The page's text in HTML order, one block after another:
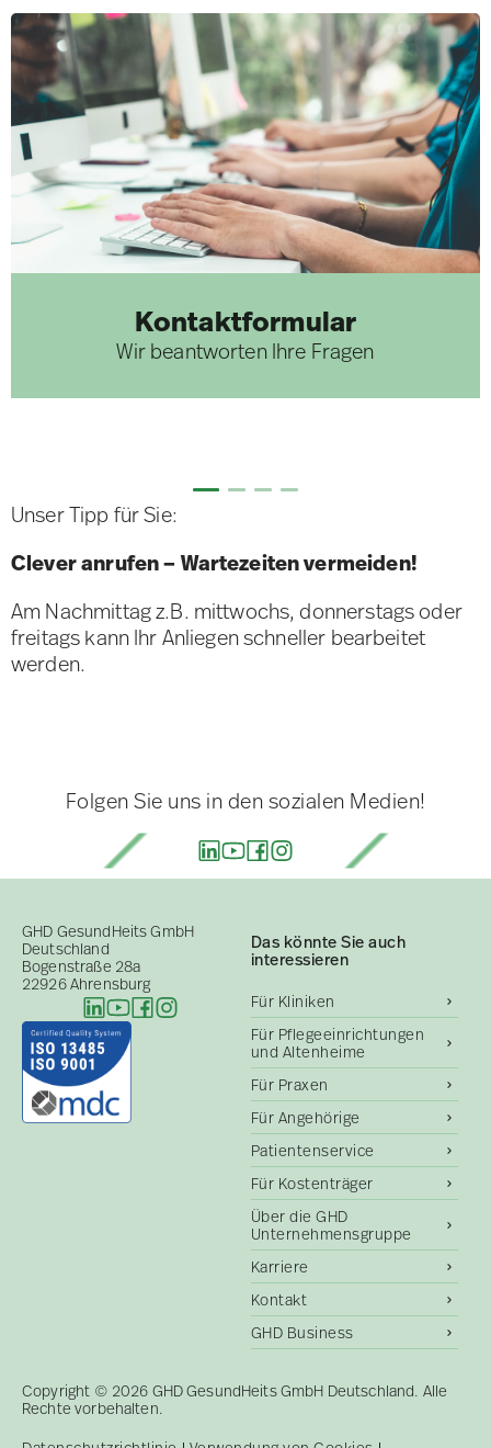
Kontaktformular
Wir beantworten Ihre Fragen
Unser Tipp für Sie:
Clever anrufen – Wartezeiten vermeiden!
Am Nachmittag z.B. mittwochs, donnerstags oder
freitags kann Ihr Anliegen schneller bearbeitet
werden.
Folgen Sie uns in den sozialen Medien!
GHD GesundHeits GmbH
Deutschland
Bogenstraße 28a
22926 Ahrensburg
Das könnte Sie auch
interessieren
Für Kliniken
Für Pflegeeinrichtungen
und Altenheime
Für Praxen
Für Angehörige
Patientenservice
Für Kostenträger
Über die GHD
Unternehmensgruppe
Karriere
Kontakt
GHD Business
Copyright © 2026 GHD GesundHeits GmbH Deutschland. Alle
Rechte vorbehalten.